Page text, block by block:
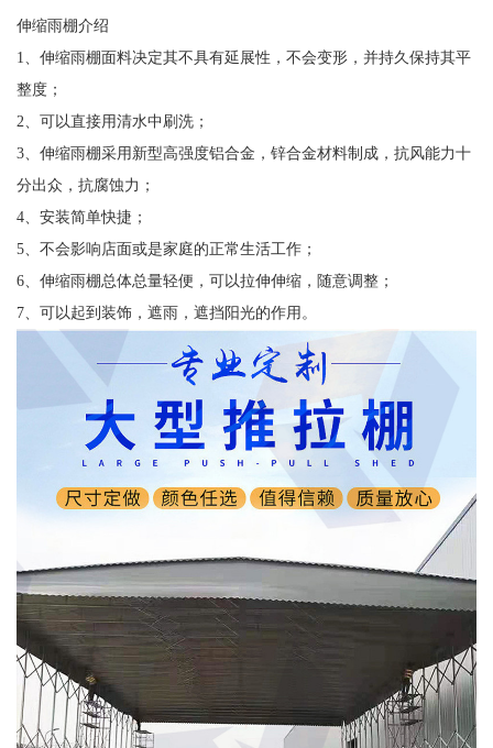
伸缩雨棚介绍
1、伸缩雨棚面料决定其不具有延展性，不会变形，并持久保持其平
整度；
2、可以直接用清水中刷洗；
3、伸缩雨棚采用新型高强度铝合金，锌合金材料制成，抗风能力十
分出众，抗腐蚀力；
4、安装简单快捷；
5、不会影响店面或是家庭的正常生活工作；
6、伸缩雨棚总体总量轻便，可以拉伸伸缩，随意调整；
7、可以起到装饰，遮雨，遮挡阳光的作用。